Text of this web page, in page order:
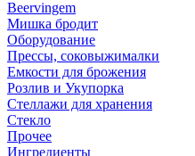
Beervingem
Мишка бродит
Оборудование
Прессы, соковыжималки
Емкости для брожения
Розлив и Укупорка
Стеллажи для хранения
Стекло
Прочее
Ингредиенты